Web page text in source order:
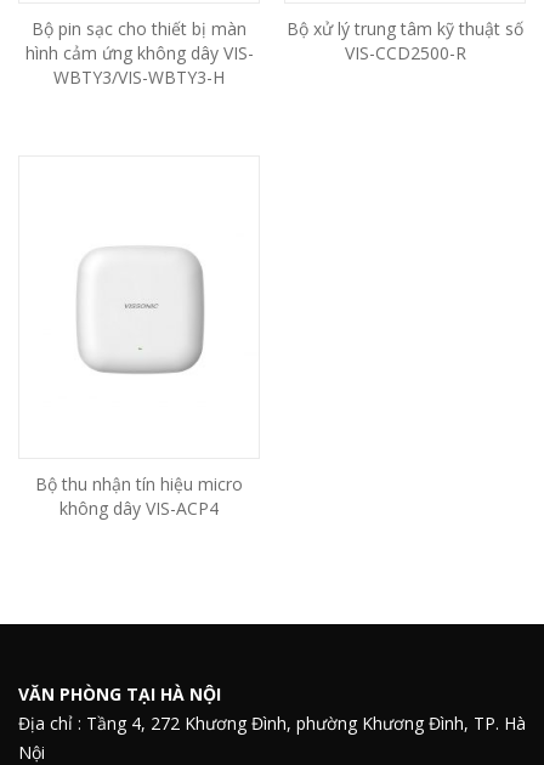
Bộ pin sạc cho thiết bị màn
hình cảm ứng không dây VIS-
WBTY3/VIS-WBTY3-H
Bộ xử lý trung tâm kỹ thuật số
VIS-CCD2500-R
Bộ thu nhận tín hiệu micro
không dây VIS-ACP4
VĂN PHÒNG TẠI HÀ NỘI
Địa chỉ : Tầng 4, 272 Khương Đình, phường Khương Đình, TP. Hà
Nội